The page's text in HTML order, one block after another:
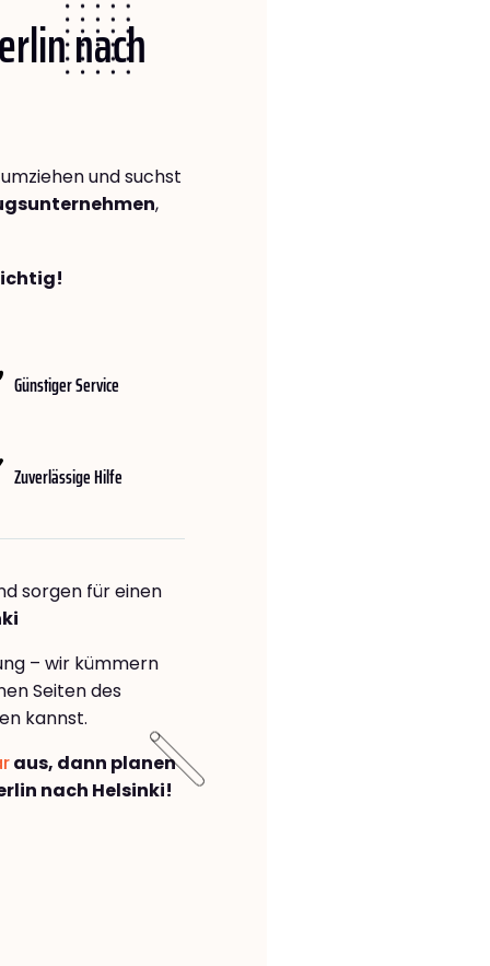
nach
und suchst
,
Günstiger Service
Zuverlässige Hilfe
sorgen für einen
– wir kümmern
Seiten des
kannst.
aus, dann planen
nach Helsinki!